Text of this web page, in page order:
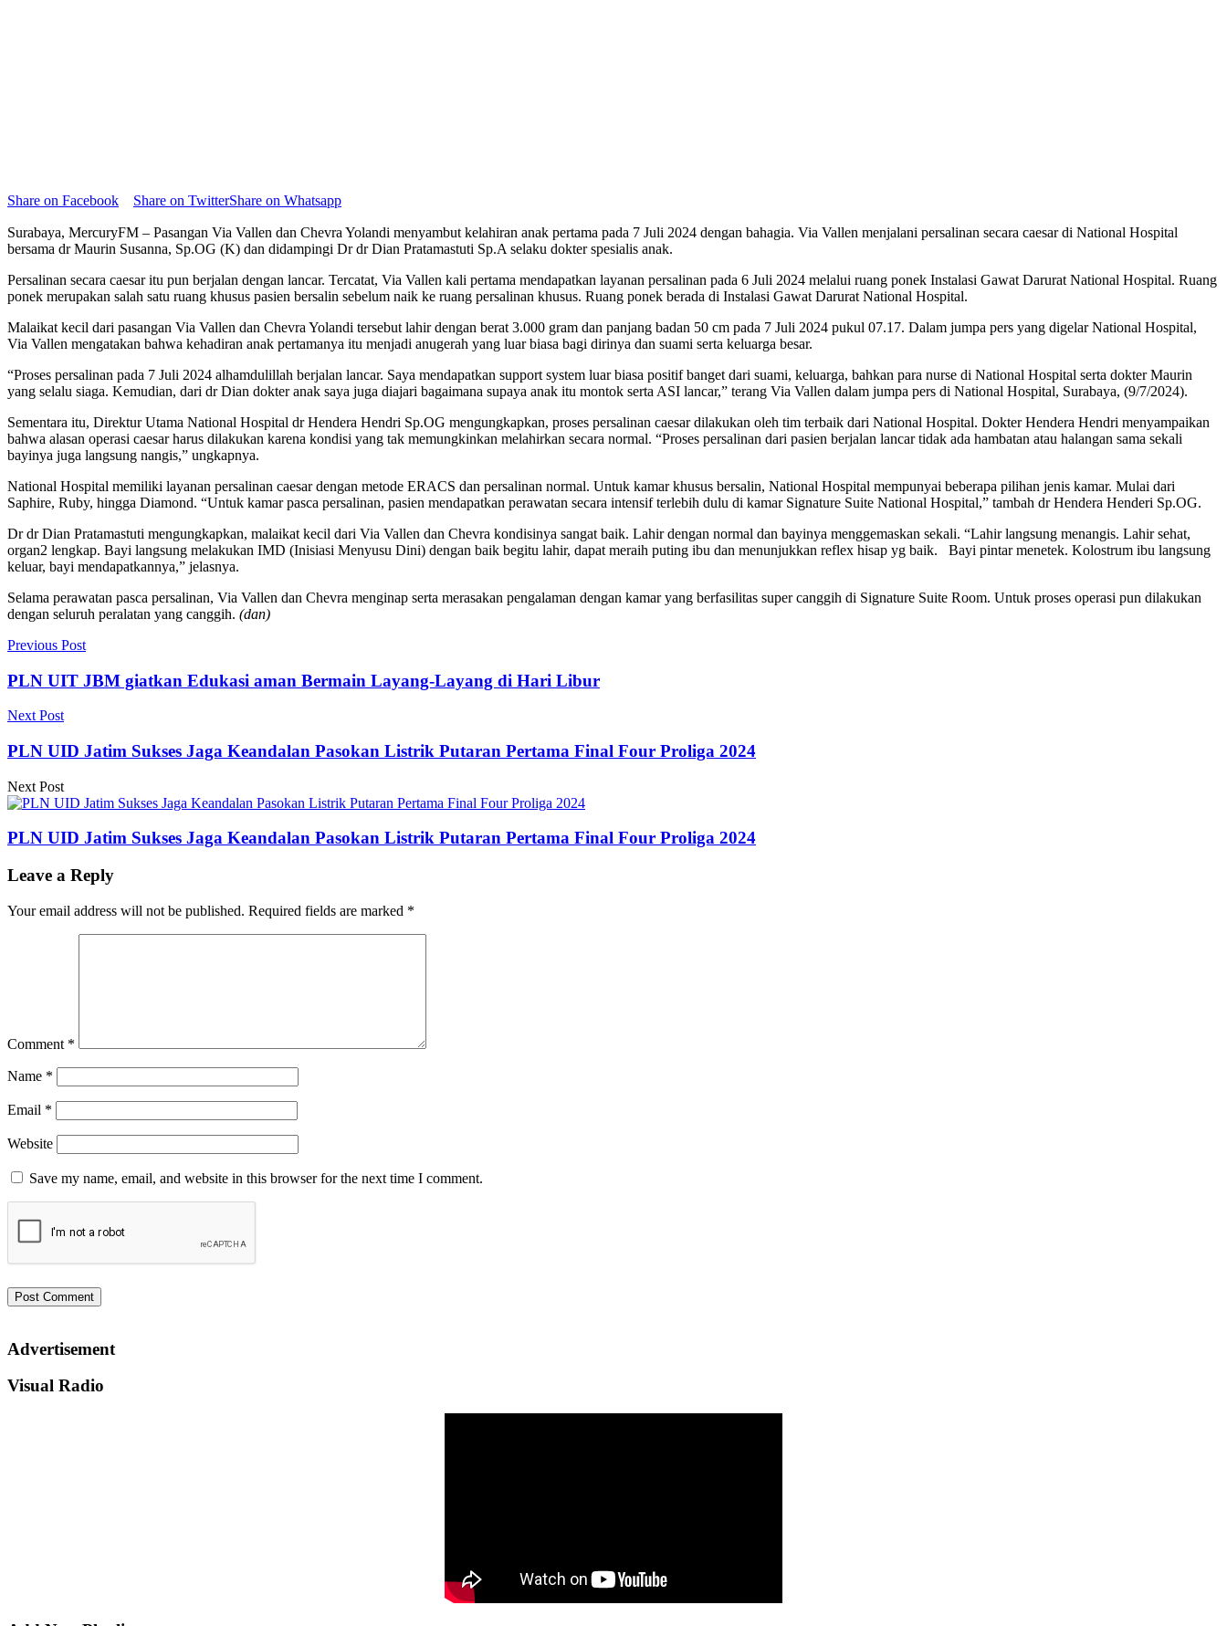
Share on Facebook Share on TwitterShare on Whatsapp
Surabaya, MercuryFM – Pasangan Via Vallen dan Chevra Yolandi menyambut kelahiran anak pertama pada 7 Juli 2024 dengan bahagia. Via Vallen menjalani persalinan secara caesar di National Hospital
bersama dr Maurin Susanna, Sp.OG (K) dan didampingi Dr dr Dian Pratamastuti Sp.A selaku dokter spesialis anak.
Persalinan secara caesar itu pun berjalan dengan lancar. Tercatat, Via Vallen kali pertama mendapatkan layanan persalinan pada 6 Juli 2024 melalui ruang ponek Instalasi Gawat Darurat National Hospital. Ruang
ponek merupakan salah satu ruang khusus pasien bersalin sebelum naik ke ruang persalinan khusus. Ruang ponek berada di Instalasi Gawat Darurat National Hospital.
Malaikat kecil dari pasangan Via Vallen dan Chevra Yolandi tersebut lahir dengan berat 3.000 gram dan panjang badan 50 cm pada 7 Juli 2024 pukul 07.17. Dalam jumpa pers yang digelar National Hospital,
Via Vallen mengatakan bahwa kehadiran anak pertamanya itu menjadi anugerah yang luar biasa bagi dirinya dan suami serta keluarga besar.
“Proses persalinan pada 7 Juli 2024 alhamdulillah berjalan lancar. Saya mendapatkan support system luar biasa positif banget dari suami, keluarga, bahkan para nurse di National Hospital serta dokter Maurin
yang selalu siaga. Kemudian, dari dr Dian dokter anak saya juga diajari bagaimana supaya anak itu montok serta ASI lancar,” terang Via Vallen dalam jumpa pers di National Hospital, Surabaya, (9/7/2024).
Sementara itu, Direktur Utama National Hospital dr Hendera Hendri Sp.OG mengungkapkan, proses persalinan caesar dilakukan oleh tim terbaik dari National Hospital. Dokter Hendera Hendri menyampaikan
bahwa alasan operasi caesar harus dilakukan karena kondisi yang tak memungkinkan melahirkan secara normal. “Proses persalinan dari pasien berjalan lancar tidak ada hambatan atau halangan sama sekali
bayinya juga langsung nangis,” ungkapnya.
National Hospital memiliki layanan persalinan caesar dengan metode ERACS dan persalinan normal. Untuk kamar khusus bersalin, National Hospital mempunyai beberapa pilihan jenis kamar. Mulai dari
Saphire, Ruby, hingga Diamond. “Untuk kamar pasca persalinan, pasien mendapatkan perawatan secara intensif terlebih dulu di kamar Signature Suite National Hospital,” tambah dr Hendera Henderi Sp.OG.
Dr dr Dian Pratamastuti mengungkapkan, malaikat kecil dari Via Vallen dan Chevra kondisinya sangat baik. Lahir dengan normal dan bayinya menggemaskan sekali. “Lahir langsung menangis. Lahir sehat,
organ2 lengkap. Bayi langsung melakukan IMD (Inisiasi Menyusu Dini) dengan baik begitu lahir, dapat meraih puting ibu dan menunjukkan reflex hisap yg baik. Bayi pintar menetek. Kolostrum ibu langsung
keluar, bayi mendapatkannya,” jelasnya.
Selama perawatan pasca persalinan, Via Vallen dan Chevra menginap serta merasakan pengalaman dengan kamar yang berfasilitas super canggih di Signature Suite Room. Untuk proses operasi pun dilakukan
dengan seluruh peralatan yang canggih. (dan)
Previous Post
PLN UIT JBM giatkan Edukasi aman Bermain Layang-Layang di Hari Libur
Next Post
PLN UID Jatim Sukses Jaga Keandalan Pasokan Listrik Putaran Pertama Final Four Proliga 2024
Next Post
PLN UID Jatim Sukses Jaga Keandalan Pasokan Listrik Putaran Pertama Final Four Proliga 2024
Leave a Reply
Your email address will not be published. Required fields are marked *
Comment *
Name *
Email *
Website
Save my name, email, and website in this browser for the next time I comment.
Advertisement
Visual Radio